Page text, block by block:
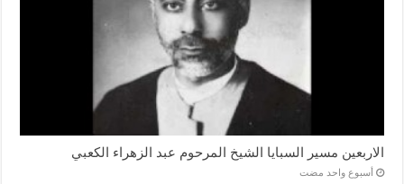
الاربعين مسير السبايا الشيخ المرحوم عبد الزهراء الكعبي
‏أسبوع واحد مضت